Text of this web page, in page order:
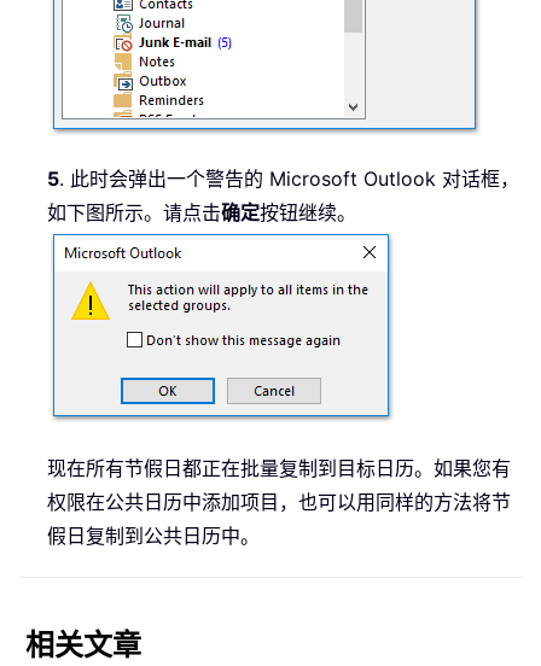
5. 此时会弹出一个警告的 Microsoft Outlook 对话框，
如下图所示。请点击确定按钮继续。
现在所有节假日都正在批量复制到目标日历。如果您有
权限在公共日历中添加项目，也可以用同样的方法将节
假日复制到公共日历中。
相关文章